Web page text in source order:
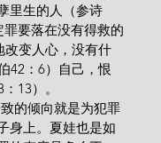
里生的人（参诗
要落在没有得救的
改变人心，没有什
42：6）自己，恨
13）。
的倾向就是为犯罪
身上。夏娃也是如